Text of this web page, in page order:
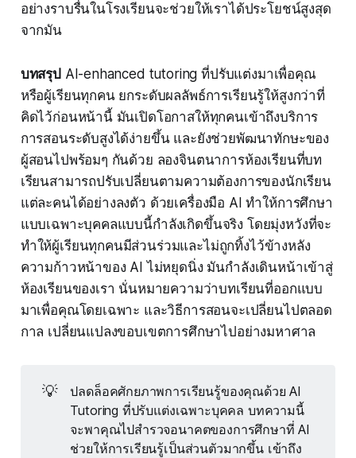
อย่างราบรื่นในโรงเรียนจะช่วยให้เราได้ประโยชน์สูงสุด
จากมัน
บทสรุป AI-enhanced tutoring ที่ปรับแต่งมาเพื่อคุณ
หรือผู้เรียนทุกคน ยกระดับผลลัพธ์การเรียนรู้ให้สูงกว่าที่
คิดไว้ก่อนหน้านี้ มันเปิดโอกาสให้ทุกคนเข้าถึงบริการ
การสอนระดับสูงได้ง่ายขึ้น และยังช่วยพัฒนาทักษะของ
ผู้สอนไปพร้อมๆ กันด้วย ลองจินตนาการห้องเรียนที่บท
เรียนสามารถปรับเปลี่ยนตามความต้องการของนักเรียน
แต่ละคนได้อย่างลงตัว ด้วยเครื่องมือ AI ทำให้การศึกษา
แบบเฉพาะบุคคลแบบนี้กำลังเกิดขึ้นจริง โดยมุ่งหวังที่จะ
ทำให้ผู้เรียนทุกคนมีส่วนร่วมและไม่ถูกทิ้งไว้ข้างหลัง
ความก้าวหน้าของ AI ไม่หยุดนิ่ง มันกำลังเดินหน้าเข้าสู่
ห้องเรียนของเรา นั่นหมายความว่าบทเรียนที่ออกแบบ
มาเพื่อคุณโดยเฉพาะ และวิธีการสอนจะเปลี่ยนไปตลอด
กาล เปลี่ยนแปลงขอบเขตการศึกษาไปอย่างมหาศาล
💡
ปลดล็อคศักยภาพการเรียนรู้ของคุณด้วย AI
Tutoring ที่ปรับแต่งเฉพาะบุคคล บทความนี้
จะพาคุณไปสำรวจอนาคตของการศึกษาที่ AI
ช่วยให้การเรียนรู้เป็นส่วนตัวมากขึ้น เข้าถึง